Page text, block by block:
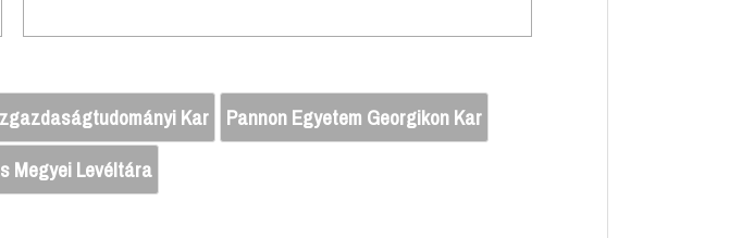
Kar
Pannon Egyetem Georgikon Kar
Megyei Levéltára